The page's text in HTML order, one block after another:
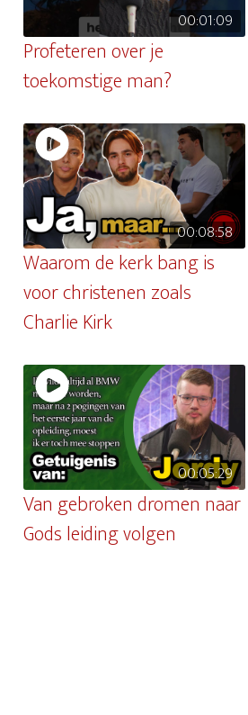
00:01:09
Profeteren over je
toekomstige man?
00:08:58
Waarom de kerk bang is
voor christenen zoals
Charlie Kirk
00:05:29
Van gebroken dromen naar
Gods leiding volgen